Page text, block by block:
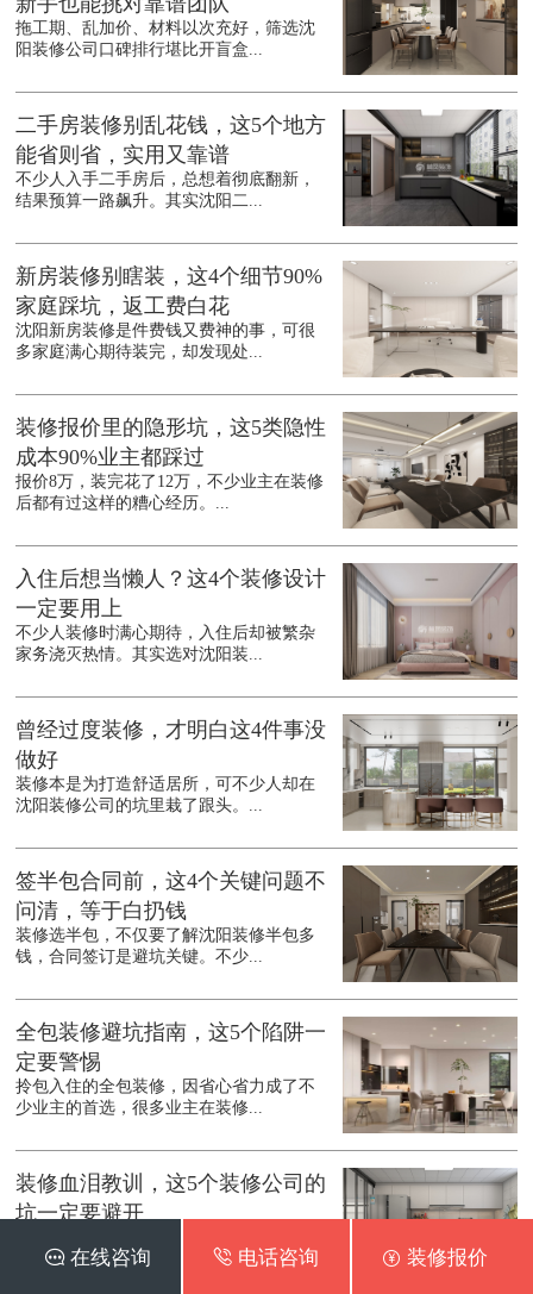
拖工期、乱加价、材料以次充好，筛选沈
阳装修公司口碑排行堪比开盲盒...
二手房装修别乱花钱，这5个地方
能省则省，实用又靠谱
不少人入手二手房后，总想着彻底翻新，
结果预算一路飙升。其实沈阳二...
新房装修别瞎装，这4个细节90%
家庭踩坑，返工费白花
沈阳新房装修是件费钱又费神的事，可很
多家庭满心期待装完，却发现处...
装修报价里的隐形坑，这5类隐性
成本90%业主都踩过
报价8万，装完花了12万，不少业主在装修
后都有过这样的糟心经历。...
入住后想当懒人？这4个装修设计
一定要用上
不少人装修时满心期待，入住后却被繁杂
家务浇灭热情。其实选对沈阳装...
曾经过度装修，才明白这4件事没
做好
装修本是为打造舒适居所，可不少人却在
沈阳装修公司的坑里栽了跟头。...
签半包合同前，这4个关键问题不
问清，等于白扔钱
装修选半包，不仅要了解沈阳装修半包多
钱，合同签订是避坑关键。不少...
全包装修避坑指南，这5个陷阱一
定要警惕
拎包入住的全包装修，因省心省力成了不
少业主的首选，很多业主在装修...
装修血泪教训，这5个装修公司的
坑一定要避开
装修公司哪家好，装修本是为新...
 在线咨询  电话咨询  装修报价